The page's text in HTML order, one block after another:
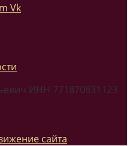
Vk
ИНН 771870831123
сайта